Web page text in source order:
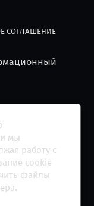
СОГЛАШЕНИЕ
| Сетевое
мы
работу с
cookie-
файлы